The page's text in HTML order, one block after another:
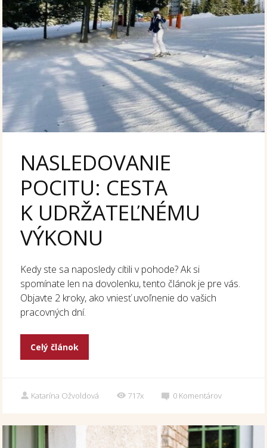
NASLEDOVANIE
POCITU: CESTA
K UDRŽATEĽNÉMU
VÝKONU
Kedy ste sa naposledy cítili v pohode? Ak si
spomínate len na dovolenku, tento článok je pre vás.
Objavte 2 kroky, ako vniesť uvoľnenie do vašich
pracovných dní.
Celý článok
Katarína Ožvoldová 717x 0 Komentárov